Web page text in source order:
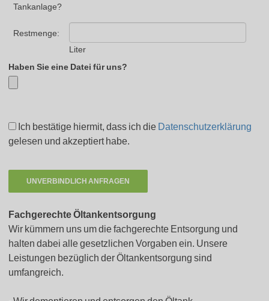
Tankanlage?
Restmenge:
Liter
Haben Sie eine Datei für uns?
Ich bestätige hiermit, dass ich die Datenschutzerklärung
gelesen und akzeptiert habe.
Fachgerechte Öltankentsorgung
Wir kümmern uns um die fachgerechte Entsorgung und
halten dabei alle gesetzlichen Vorgaben ein. Unsere
Leistungen bezüglich der Öltankentsorgung sind
umfangreich.